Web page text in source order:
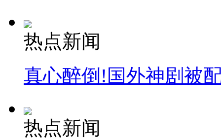
司机酒驾遇交警 急速倒车逃窜
热点新闻
真心醉倒!国外神剧被
热点新闻